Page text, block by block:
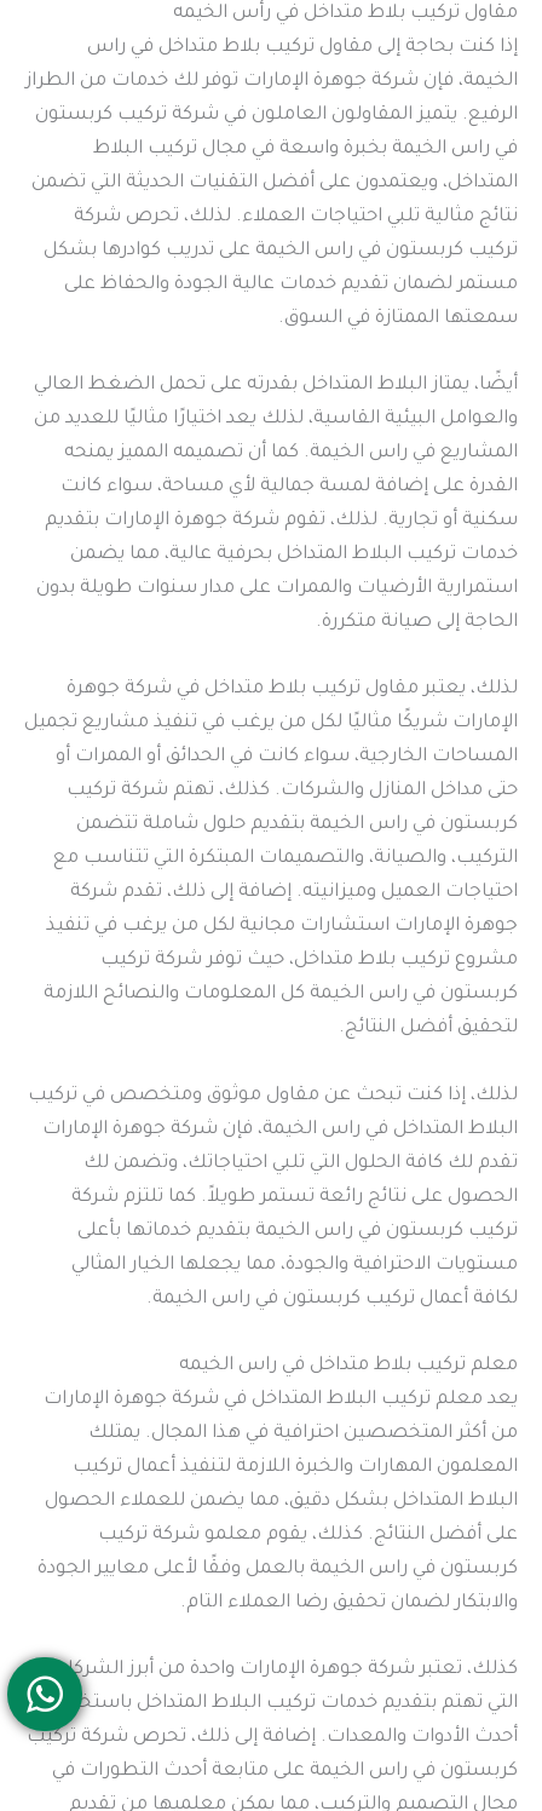
مقاول تركيب بلاط متداخل في رأس الخيمه
إذا كنت بحاجة إلى مقاول تركيب بلاط متداخل في راس
الخيمة، فإن شركة جوهرة الإمارات توفر لك خدمات من الطراز
الرفيع. يتميز المقاولون العاملون في شركة تركيب كربستون
في راس الخيمة بخبرة واسعة في مجال تركيب البلاط
المتداخل، ويعتمدون على أفضل التقنيات الحديثة التي تضمن
نتائج مثالية تلبي احتياجات العملاء. لذلك، تحرص شركة
تركيب كربستون في راس الخيمة على تدريب كوادرها بشكل
مستمر لضمان تقديم خدمات عالية الجودة والحفاظ على
سمعتها الممتازة في السوق.
أيضًا، يمتاز البلاط المتداخل بقدرته على تحمل الضغط العالي
والعوامل البيئية القاسية، لذلك يعد اختيارًا مثاليًا للعديد من
المشاريع في راس الخيمة. كما أن تصميمه المميز يمنحه
القدرة على إضافة لمسة جمالية لأي مساحة، سواء كانت
سكنية أو تجارية. لذلك، تقوم شركة جوهرة الإمارات بتقديم
خدمات تركيب البلاط المتداخل بحرفية عالية، مما يضمن
استمرارية الأرضيات والممرات على مدار سنوات طويلة بدون
الحاجة إلى صيانة متكررة.
لذلك، يعتبر مقاول تركيب بلاط متداخل في شركة جوهرة
الإمارات شريكًا مثاليًا لكل من يرغب في تنفيذ مشاريع تجميل
المساحات الخارجية، سواء كانت في الحدائق أو الممرات أو
حتى مداخل المنازل والشركات. كذلك، تهتم شركة تركيب
كربستون في راس الخيمة بتقديم حلول شاملة تتضمن
التركيب، والصيانة، والتصميمات المبتكرة التي تتناسب مع
احتياجات العميل وميزانيته. إضافة إلى ذلك، تقدم شركة
جوهرة الإمارات استشارات مجانية لكل من يرغب في تنفيذ
مشروع تركيب بلاط متداخل، حيث توفر شركة تركيب
كربستون في راس الخيمة كل المعلومات والنصائح اللازمة
لتحقيق أفضل النتائج.
لذلك، إذا كنت تبحث عن مقاول موثوق ومتخصص في تركيب
البلاط المتداخل في راس الخيمة، فإن شركة جوهرة الإمارات
تقدم لك كافة الحلول التي تلبي احتياجاتك، وتضمن لك
الحصول على نتائج رائعة تستمر طويلاً. كما تلتزم شركة
تركيب كربستون في راس الخيمة بتقديم خدماتها بأعلى
مستويات الاحترافية والجودة، مما يجعلها الخيار المثالي
لكافة أعمال تركيب كربستون في راس الخيمة.
معلم تركيب بلاط متداخل في راس الخيمه
يعد معلم تركيب البلاط المتداخل في شركة جوهرة الإمارات
من أكثر المتخصصين احترافية في هذا المجال. يمتلك
المعلمون المهارات والخبرة اللازمة لتنفيذ أعمال تركيب
البلاط المتداخل بشكل دقيق، مما يضمن للعملاء الحصول
على أفضل النتائج. كذلك، يقوم معلمو شركة تركيب
كربستون في راس الخيمة بالعمل وفقًا لأعلى معايير الجودة
والابتكار لضمان تحقيق رضا العملاء التام.
كذلك، تعتبر شركة جوهرة الإمارات واحدة من أبرز الشركات
التي تهتم بتقديم خدمات تركيب البلاط المتداخل باستخدام
أحدث الأدوات والمعدات. إضافة إلى ذلك، تحرص شركة تركيب
كربستون في راس الخيمة على متابعة أحدث التطورات في
مجال التصميم والتركيب، مما يمكن معلميها من تقديم